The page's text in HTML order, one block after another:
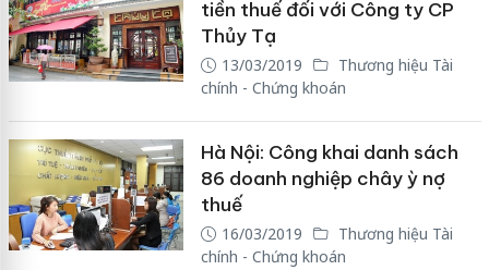
tiền thuế đối với Công ty CP
Thủy Tạ
13/03/2019
Thương hiệu Tài
chính - Chứng khoán
Hà Nội: Công khai danh sách
86 doanh nghiệp chây ỳ nợ
thuế
16/03/2019
Thương hiệu Tài
chính - Chứng khoán